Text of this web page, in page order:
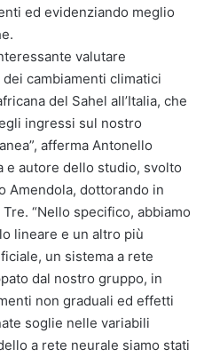
ed evidenziando meglio
valutare
cambiamenti climatici
del Sahel all’Italia, che
ingressi sul nostro
afferma Antonello
e autore dello studio, svolto
Amendola, dottorando in
“Nello specifico, abbiamo
lineare e un altro più
un sistema a rete
dal nostro gruppo, in
non graduali ed effetti
soglie nelle variabili
a rete neurale siamo stati